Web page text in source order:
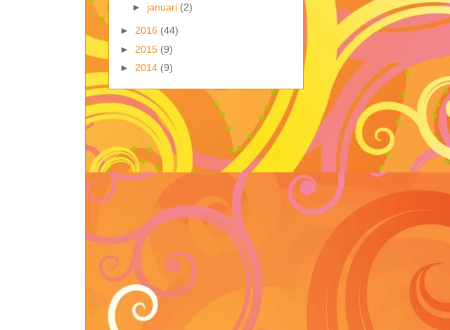
► januari (2)
► 2016 (44)
► 2015 (9)
► 2014 (9)